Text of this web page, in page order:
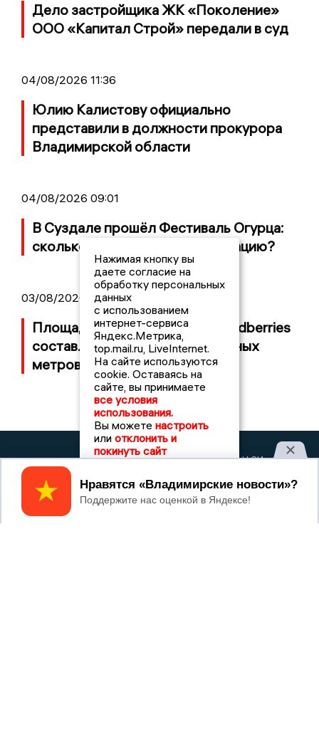
Дело застройщика ЖК «Поколение»
ООО «Капитал Строй» передали в суд
04/08/2026 11:36
Юлию Калистову официально
представили в должности прокурора
Владимирской области
04/08/2026 09:01
В Суздале прошёл Фестиваль Огурца:
сколько потратили на организацию?
03/08/2026 14:13
Площадь пожара на складе Wildberries
составляет 100 тысяч квадратных
метров
НОВОСТИ
2017 © NEWSVLADIMIR.RU | СИ
Владимирские новости»
Учредитель (соучредители): Общество с ограниченной
ответственностью «РЕГИОНАЛЬНЫЕ НОВОСТИ» (ОГРН
Нажимая кнопку вы
даете согласие на
обработку персональных
данных
с использованием
интернет-сервиса
Яндекс.Метрика,
top.mail.ru, LiveInternet.
На сайте используются
cookie. Оставаясь на
сайте, вы принимаете
все условия
использования.
Вы можете настроить
или отклонить и
покинуть сайт
Принять